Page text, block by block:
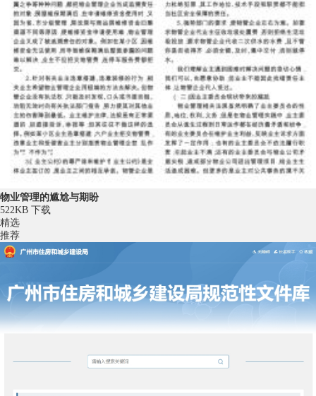
物业管理的尴尬与期盼
522KB 下载
精选
推荐